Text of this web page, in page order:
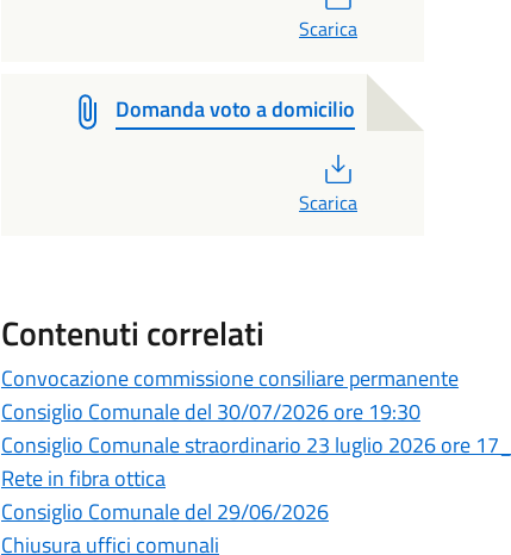
Scarica
Domanda voto a domicilio
Scarica
Contenuti correlati
Convocazione commissione consiliare permanente
Consiglio Comunale del 30/07/2026 ore 19:30
Consiglio Comunale straordinario 23 luglio 2026 ore
Rete in fibra ottica
Consiglio Comunale del 29/06/2026
Chiusura uffici comunali